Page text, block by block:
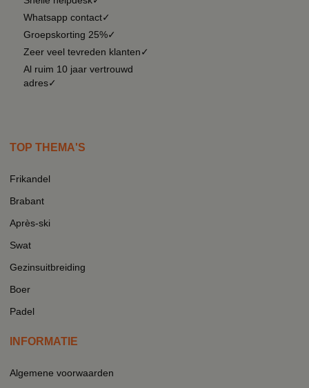
Whatsapp contact✓
Groepskorting 25%✓
Zeer veel tevreden klanten✓
Al ruim 10 jaar vertrouwd
adres✓
TOP THEMA'S
Frikandel
Brabant
Après-ski
Swat
Gezinsuitbreiding
Boer
Padel
INFORMATIE
Algemene voorwaarden